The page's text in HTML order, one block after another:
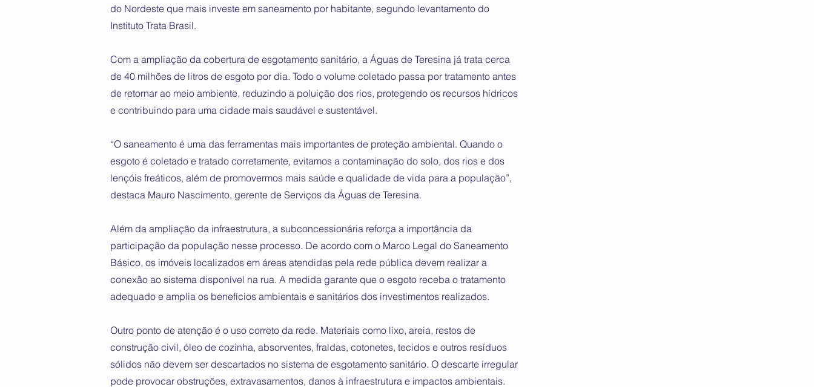
do Nordeste que mais investe em saneamento por habitante, segundo levantamento do
Instituto Trata Brasil.
Com a ampliação da cobertura de esgotamento sanitário, a Águas de Teresina já trata cerca
de 40 milhões de litros de esgoto por dia. Todo o volume coletado passa por tratamento antes
de retornar ao meio ambiente, reduzindo a poluição dos rios, protegendo os recursos hídricos
e contribuindo para uma cidade mais saudável e sustentável.
“O saneamento é uma das ferramentas mais importantes de proteção ambiental. Quando o
esgoto é coletado e tratado corretamente, evitamos a contaminação do solo, dos rios e dos
lençóis freáticos, além de promovermos mais saúde e qualidade de vida para a população”,
destaca Mauro Nascimento, gerente de Serviços da Águas de Teresina.
Além da ampliação da infraestrutura, a subconcessionária reforça a importância da
participação da população nesse processo. De acordo com o Marco Legal do Saneamento
Básico, os imóveis localizados em áreas atendidas pela rede pública devem realizar a
conexão ao sistema disponível na rua. A medida garante que o esgoto receba o tratamento
adequado e amplia os benefícios ambientais e sanitários dos investimentos realizados.
Outro ponto de atenção é o uso correto da rede. Materiais como lixo, areia, restos de
construção civil, óleo de cozinha, absorventes, fraldas, cotonetes, tecidos e outros resíduos
sólidos não devem ser descartados no sistema de esgotamento sanitário. O descarte irregular
pode provocar obstruções, extravasamentos, danos à infraestrutura e impactos ambientais.